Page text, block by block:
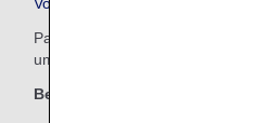
Passagiere der First Class
um ihre gewünschte Bordmahlzeit
Berechtigte Klassen